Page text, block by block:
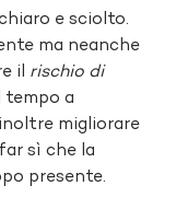
e sciolto.
ma neanche
il rischio di
tempo a
migliorare
sì che la
presente.